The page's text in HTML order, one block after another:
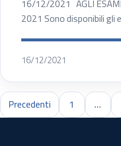
16/12/2021 AGLI
2021 Sono disponibili gli
16/12/2021
Precedenti 1 …